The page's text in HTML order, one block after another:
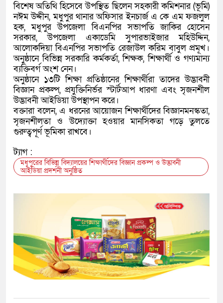
বিশেষ অতিথি হিসেবে উপস্থিত ছিলেন সহকারী কমিশনার (ভূমি)
নঈম উদ্দীন, মধুপুর থানার অফিসার ইনচার্জ এ কে এম ফজলুল
হক, মধুপুর উপজেলা বিএনপির সভাপতি জাকির হোসেন
সরকার, উপজেলা একাডেমি সুপারভাইজার মহিউদ্দিন,
আলোকদিয়া বিএনপির সভাপতি রেজাউল করিম বাবুল প্রমূখ।
অনুষ্ঠানে বিভিন্ন সরকারি কর্মকর্তা, শিক্ষক, শিক্ষার্থী ও গণ্যমান্য
ব্যক্তিবর্গ অংশ নেন।
অনুষ্ঠানে ১৩টি শিক্ষা প্রতিষ্ঠানের শিক্ষার্থীরা তাদের উদ্ভাবনী
বিজ্ঞান প্রকল্প, প্রযুক্তিনির্ভর স্টার্টআপ ধারণা এবং সৃজনশীল
উদ্ভাবনী আইডিয়া উপস্থাপন করে।
বক্তারা বলেন, এ ধরনের আয়োজন শিক্ষার্থীদের বিজ্ঞানমনস্কতা,
সৃজনশীলতা ও উদ্যোক্তা হওয়ার মানসিকতা গড়ে তুলতে
গুরুত্বপূর্ণ ভূমিকা রাখবে।
ট্যাগ :
মধুপুরের বিভিন্ন বিদ্যালয়ের শিক্ষার্থীদের বিজ্ঞান প্রকল্প ও উদ্ভাবনী
আইডিয়া প্রদর্শনী অনুষ্ঠিত